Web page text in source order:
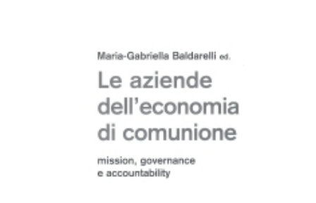
AGGIUNGI AL CARRELLO